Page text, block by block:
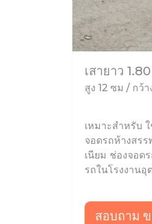
เสายาว
สูง 12 ซม / กว้
เหมาะสำหรับ
จอดรถห้างสร
เนียม ช่องจอด
รถในโรงงาน
สอบถาม